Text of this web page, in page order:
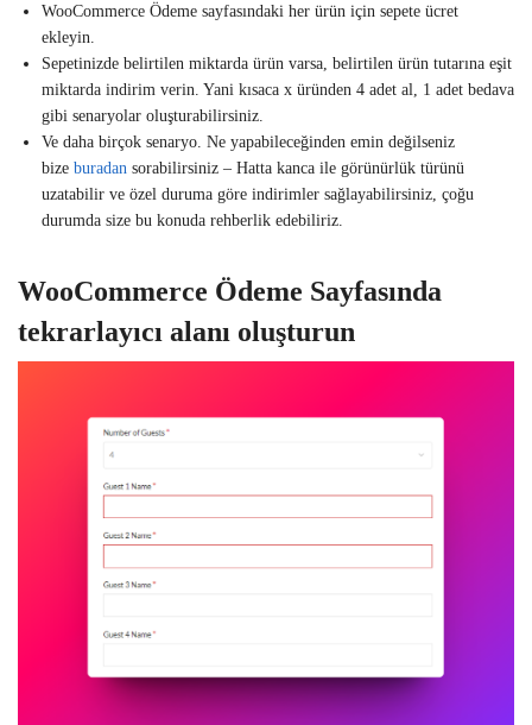
WooCommerce Ödeme sayfasındaki her ürün için sepete ücret
ekleyin.
Sepetinizde belirtilen miktarda ürün varsa, belirtilen ürün tutarına eşit
miktarda indirim verin. Yani kısaca x üründen 4 adet al, 1 adet bedava
gibi senaryolar oluşturabilirsiniz.
Ve daha birçok senaryo. Ne yapabileceğinden emin değilseniz
bize buradan sorabilirsiniz – Hatta kanca ile görünürlük türünü
uzatabilir ve özel duruma göre indirimler sağlayabilirsiniz, çoğu
durumda size bu konuda rehberlik edebiliriz.
WooCommerce Ödeme Sayfasında
tekrarlayıcı alanı oluşturun